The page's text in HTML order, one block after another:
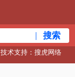
搜索
技术支持： 搜虎网络